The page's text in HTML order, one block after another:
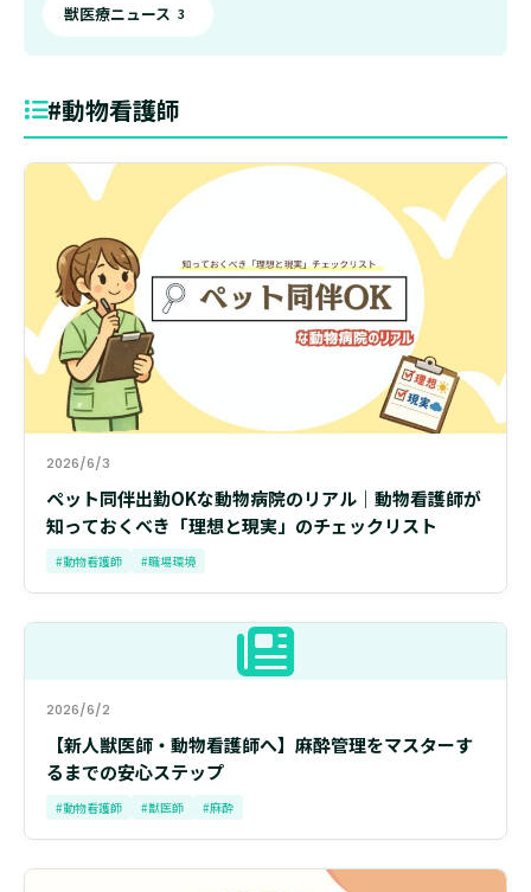
獣医療ニュース 3
#動物看護師
2026/6/3
ペット同伴出勤OKな動物病院のリアル｜動物看護師が
知っておくべき「理想と現実」のチェックリスト
#動物看護師 #職場環境
2026/6/2
【新人獣医師・動物看護師へ】麻酔管理をマスターす
るまでの安心ステップ
#動物看護師 #獣医師 #麻酔